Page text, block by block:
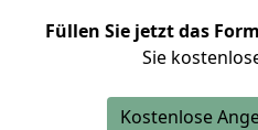
Füllen Sie jetzt das
Sie
Kostenlose